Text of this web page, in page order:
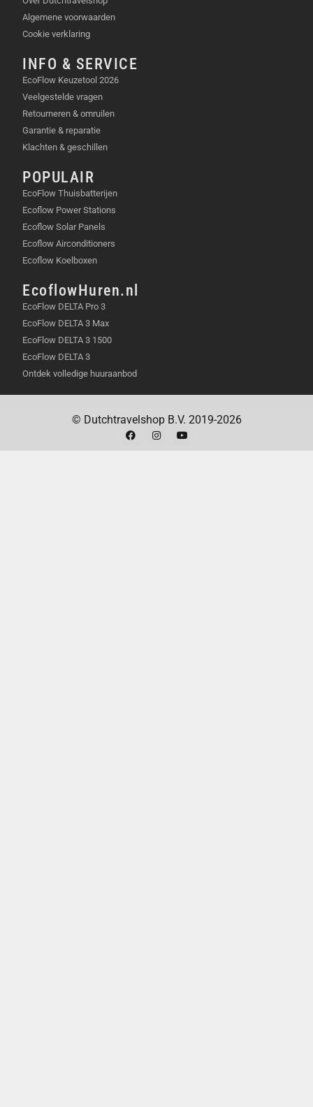
Algemene voorwaarden
Cookie verklaring
INFO & SERVICE
EcoFlow Keuzetool 2026
Veelgestelde vragen
Retourneren & omruilen
Garantie & reparatie
Klachten & geschillen
POPULAIR
EcoFlow Thuisbatterijen
Ecoflow Power Stations
Ecoflow Solar Panels
Ecoflow Airconditioners
Ecoflow Koelboxen
EcoflowHuren.nl
EcoFlow DELTA Pro 3
EcoFlow DELTA 3 Max
EcoFlow DELTA 3 1500
EcoFlow DELTA 3
Ontdek volledige huuraanbod
© Dutchtravelshop B.V. 2019-2026